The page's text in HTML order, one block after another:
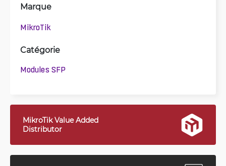
Marque
MikroTik
Catégorie
Modules SFP
MikroTik Value Added
Distributor